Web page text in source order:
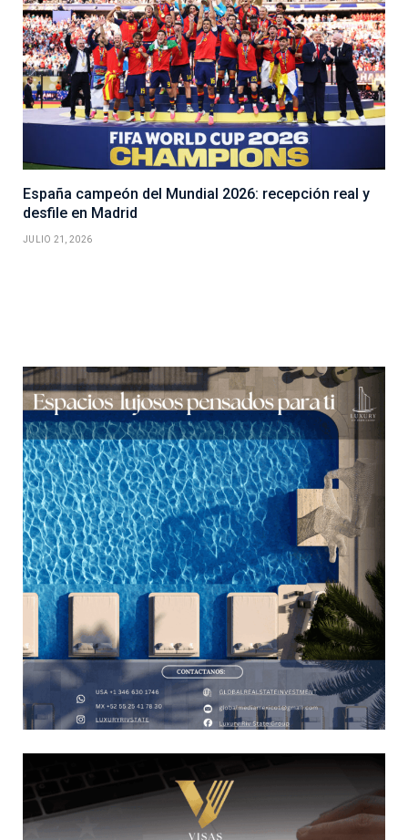
España campeón del Mundial 2026: recepción real y
desfile en Madrid
JULIO 21, 2026